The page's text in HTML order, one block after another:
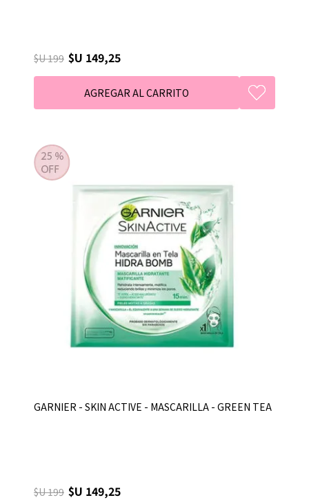
$U 199 $U 149,25
GARNIER - SKIN ACTIVE - MASCARILLA - GREEN TEA
$U 199 $U 149,25